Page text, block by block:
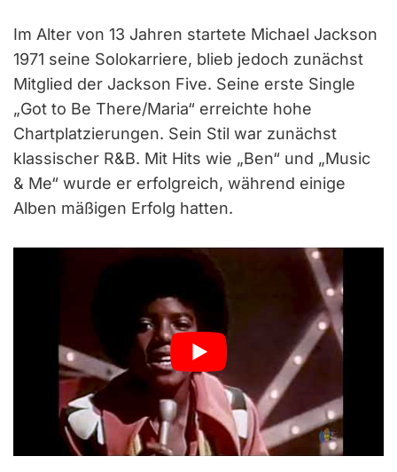
Im Alter von 13 Jahren startete Michael Jackson
1971 seine Solokarriere, blieb jedoch zunächst
Mitglied der Jackson Five. Seine erste Single
„Got to Be There/Maria“ erreichte hohe
Chartplatzierungen. Sein Stil war zunächst
klassischer R&B. Mit Hits wie „Ben“ und „Music
& Me“ wurde er erfolgreich, während einige
Alben mäßigen Erfolg hatten.